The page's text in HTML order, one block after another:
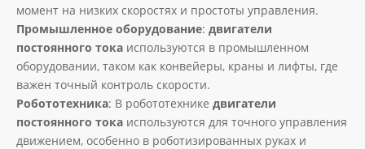
момент на низких скоростях и простоты управления.
Промышленное оборудование: двигатели
постоянного тока используются в промышленном
оборудовании, таком как конвейеры, краны и лифты, где
важен точный контроль скорости.
Робототехника: В робототехнике двигатели
постоянного тока используются для точного управления
движением, особенно в роботизированных руках и